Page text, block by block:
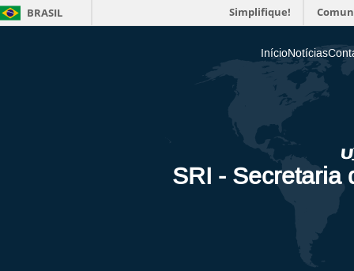
BRASIL Simplifique!
InícioNotícias
SRI - Secretaria